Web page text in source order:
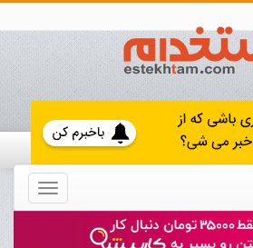
Toggle